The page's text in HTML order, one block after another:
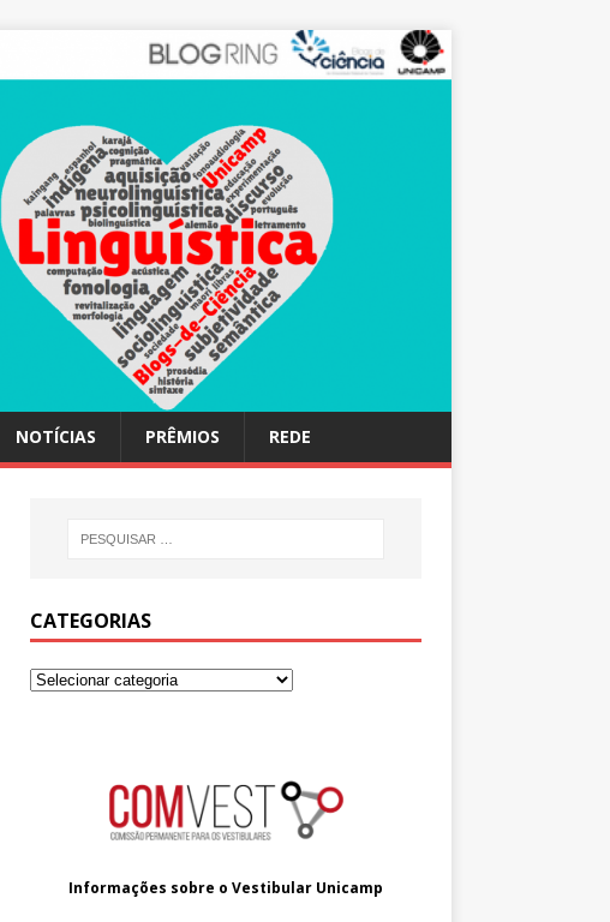
NOTÍCIAS PRÊMIOS REDE
CATEGORIAS
Informações sobre o Vestibular Unicamp